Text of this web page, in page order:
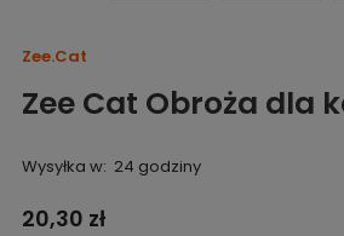
Zee.Cat
Zee Cat Obroża dla
Wysyłka w: 24 godziny
20,30 zł